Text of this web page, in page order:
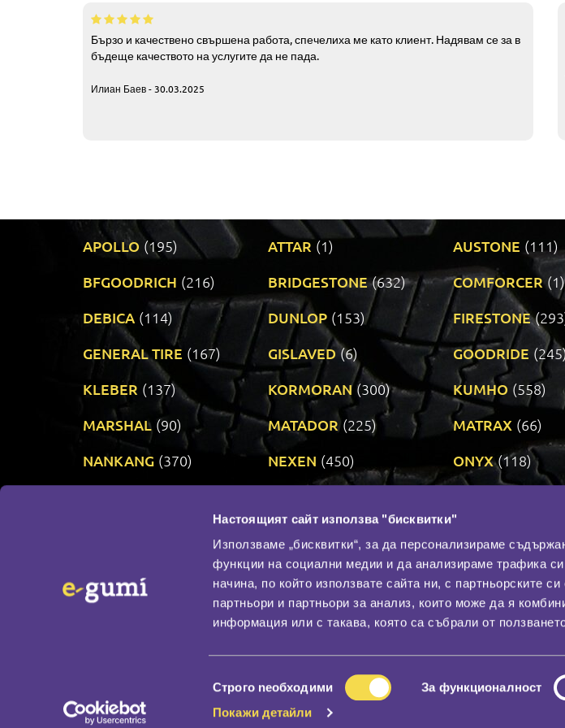
Настоящият сайт използва "бисквитки"
Използваме „бисквитки“, за да персонализираме
функции на социални медии и да анализираме трафика
начина, по който използвате сайта ни, с партньорските
партньори и партньори за анализ, които може да я
информация или с такава, която са събрали от
на
съгласие
Строго nеобходими За функционалност
Покажи детайли
Бързо и качествено свършена работа, спечелиха ме като клиент. Надявам се за в
бъдеще качеството на услугите да не пада.
Илиан Баев - 30.03.2025
APOLLO (195) ATTAR (1) AUSTONE (111)
BFGOODRICH (216) BRIDGESTONE (632) COMFORCER (1)
DEBICA (114) DUNLOP (153) FIRESTONE
GENERAL TIRE (167) GISLAVED (6) GOODRIDE
KLEBER (137) KORMORAN (300) KUMHO (558)
MARSHAL (90) MATADOR (225) MATRAX (66)
NANKANG (370) NEXEN (450) ONYX (118)
По бранд
Промотирани гуми
Доставка и плащане
Политика за поверителност
Контакти
За нас
Гаранция